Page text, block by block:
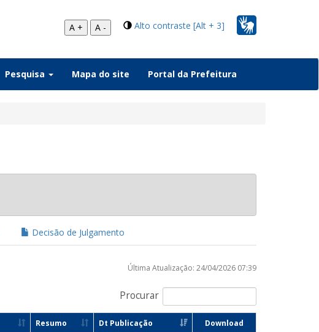
Alto contraste [Alt + 3]
A + A -
Pesquisa Mapa do site Portal da Prefeitura
Decisão de Julgamento
Procurar
Última Atualização: 24/04/2026 07:39
Resumo Dt Publicação Download